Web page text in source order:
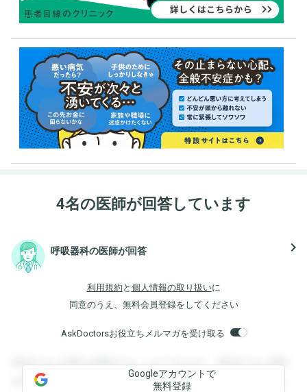
4名の医師が回答しています
呼吸器科の医師が回答 navigate_next
利用規約 と 個人情報の取り扱いに
同意のうえ、無料会員登録をしてください
AskDoctorsお役立ちメルマガを受け取る
登録すると回答を閲覧することができます。登録すると回答
を閲覧することができます。登録すると回答を閲覧すること
Googleアカウントで
無料登録